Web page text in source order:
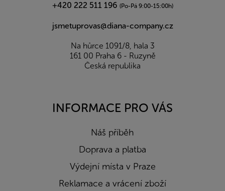
+420 222 511 196 (Po-Pá 9:00-15:00h)
jsmetuprovas@diana-company.cz
Na hůrce 1091/8, hala 3
161 00 Praha 6 - Ruzyně
Česká republika
INFORMACE PRO VÁS
Náš příběh
Doprava a platba
Výdejní místa v Praze
Reklamace a vrácení zboží